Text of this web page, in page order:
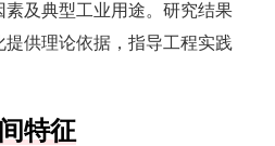
及典型工业用途。研究结果
供理论依据，指导工程实践
特征